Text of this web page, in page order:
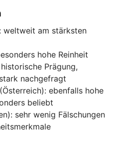
weltweit am stärksten
hohe Reinheit
Prägung,
nachgefragt
ebenfalls hohe
beliebt
sehr wenig Fälschungen